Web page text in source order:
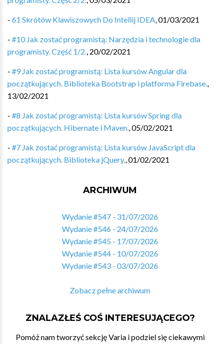
- 61 Skrótów Klawiszowych Do Intellij IDEA,01/03/2021
- #10 Jak zostać programistą: Narzędzia i technologie dla
programisty. Część 1/2., 20/02/2021
- #9 Jak zostać programistą: Lista kursów Angular dla
początkujących. Biblioteka Bootstrap i platforma Firebase.,
13/02/2021
- #8 Jak zostać programistą: Lista kursów Spring dla
początkujących. Hibernate i Maven.,05/02/2021
- #7 Jak zostać programistą: Lista kursów JavaScript dla
początkujących. Biblioteka jQuery.,01/02/2021
ARCHIWUM
Wydanie #547 - 31/07/2026
Wydanie #546 - 24/07/2026
Wydanie #545 - 17/07/2026
Wydanie #544 - 10/07/2026
Wydanie #543 - 03/07/2026
Zobacz pełne archiwum
ZNALAZŁEŚ COŚ INTERESUJĄCEGO?
Pomóż nam tworzyć sekcję Varia i podziel się ciekawymi